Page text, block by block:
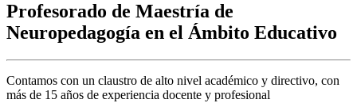
Profesorado de Maestría de
Neuropedagogía en el Ámbito Educativo
Contamos con un claustro de alto nivel académico y directivo, con
más de 15 años de experiencia docente y profesional